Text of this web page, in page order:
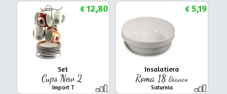
Set
Cups New 2
Import T
€12,80
Insalatiera
Roma 18Bianco
Saturnia
€5,19